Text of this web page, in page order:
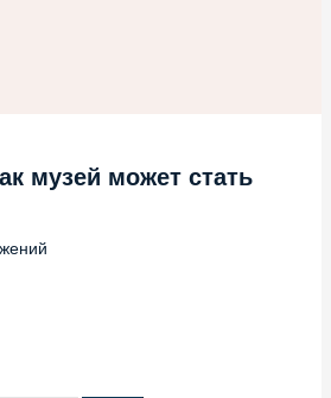
музей может стать